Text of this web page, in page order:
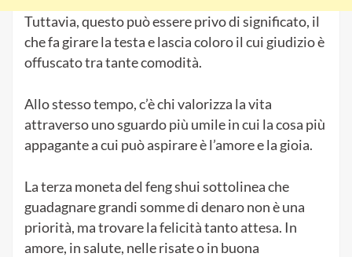
Tuttavia, questo può essere privo di significato, il
che fa girare la testa e lascia coloro il cui giudizio è
offuscato tra tante comodità.
Allo stesso tempo, c’è chi valorizza la vita
attraverso uno sguardo più umile in cui la cosa più
appagante a cui può aspirare è l’amore e la gioia.
La terza moneta del feng shui sottolinea che
guadagnare grandi somme di denaro non è una
priorità, ma trovare la felicità tanto attesa. In
amore, in salute, nelle risate o in buona